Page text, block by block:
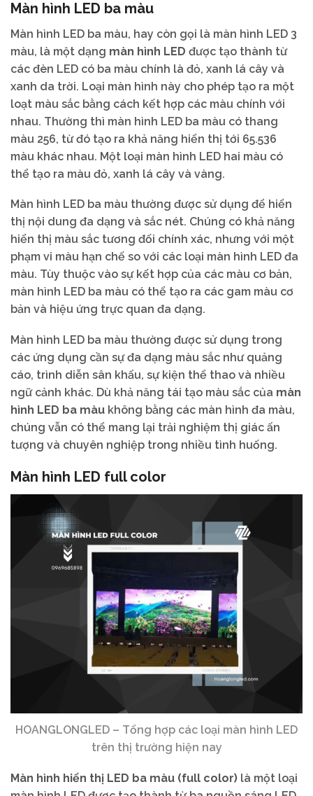
Màn hình LED ba màu
Màn hình LED ba màu, hay còn gọi là màn hình LED 3
màu, là một dạng màn hình LED được tạo thành từ
các đèn LED có ba màu chính là đỏ, xanh lá cây và
xanh da trời. Loại màn hình này cho phép tạo ra một
loạt màu sắc bằng cách kết hợp các màu chính với
nhau. Thường thì màn hình LED ba màu có thang
màu 256, từ đó tạo ra khả năng hiển thị tới 65.536
màu khác nhau. Một loại màn hình LED hai màu có
thể tạo ra màu đỏ, xanh lá cây và vàng.
Màn hình LED ba màu thường được sử dụng để hiển
thị nội dung đa dạng và sắc nét. Chúng có khả năng
hiển thị màu sắc tương đối chính xác, nhưng với một
phạm vi màu hạn chế so với các loại màn hình LED đa
màu. Tùy thuộc vào sự kết hợp của các màu cơ bản,
màn hình LED ba màu có thể tạo ra các gam màu cơ
bản và hiệu ứng trực quan đa dạng.
Màn hình LED ba màu thường được sử dụng trong
các ứng dụng cần sự đa dạng màu sắc như quảng
cáo, trình diễn sân khấu, sự kiện thể thao và nhiều
ngữ cảnh khác. Dù khả năng tái tạo màu sắc của màn
hình LED ba màu không bằng các màn hình đa màu,
chúng vẫn có thể mang lại trải nghiệm thị giác ấn
tượng và chuyên nghiệp trong nhiều tình huống.
Màn hình LED full color
HOANGLONGLED – Tổng hợp các loại màn hình LED
trên thị trường hiện nay
Màn hình hiển thị LED ba màu (full color) là một loại